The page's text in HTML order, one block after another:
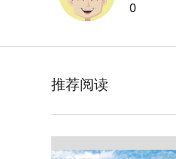
0
推荐阅读